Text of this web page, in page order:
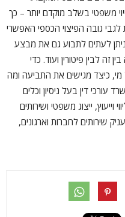
משפטי בשלב מוקדם יותר – כך
לגבי גובה הפיצוי הכספי האפשרי
לעתים לתבוע גם את מבצע
זה לבין פיטורין ועוד. כדי
מי, כיצד מגישים את התביעה ומה
דין בעל ניסיון וכלים
ייצוג משפטי ושירותים
שירותים לחברות וארגונים,